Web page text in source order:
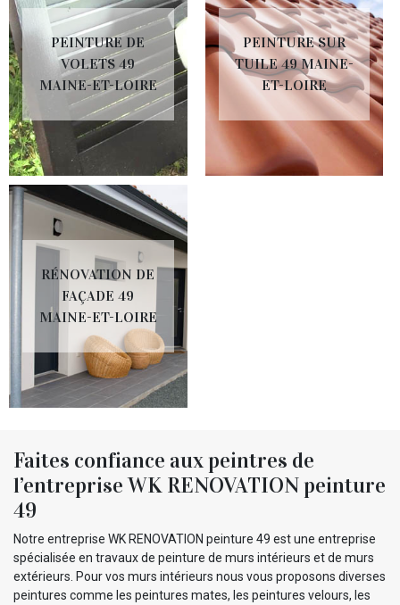
PEINTURE DE
VOLETS 49
MAINE-ET-LOIRE
PEINTURE SUR
TUILE 49 MAINE-
ET-LOIRE
RÉNOVATION DE
FAÇADE 49
MAINE-ET-LOIRE
Faites confiance aux peintres de
l’entreprise WK RENOVATION peinture
49
Notre entreprise WK RENOVATION peinture 49 est une entreprise
spécialisée en travaux de peinture de murs intérieurs et de murs
extérieurs. Pour vos murs intérieurs nous vous proposons diverses
peintures comme les peintures mates, les peintures velours, les